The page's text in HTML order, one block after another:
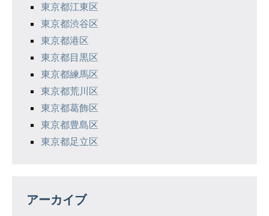
東京都江東区
東京都渋谷区
東京都港区
東京都目黒区
東京都練馬区
東京都荒川区
東京都葛飾区
東京都豊島区
東京都足立区
アーカイブ